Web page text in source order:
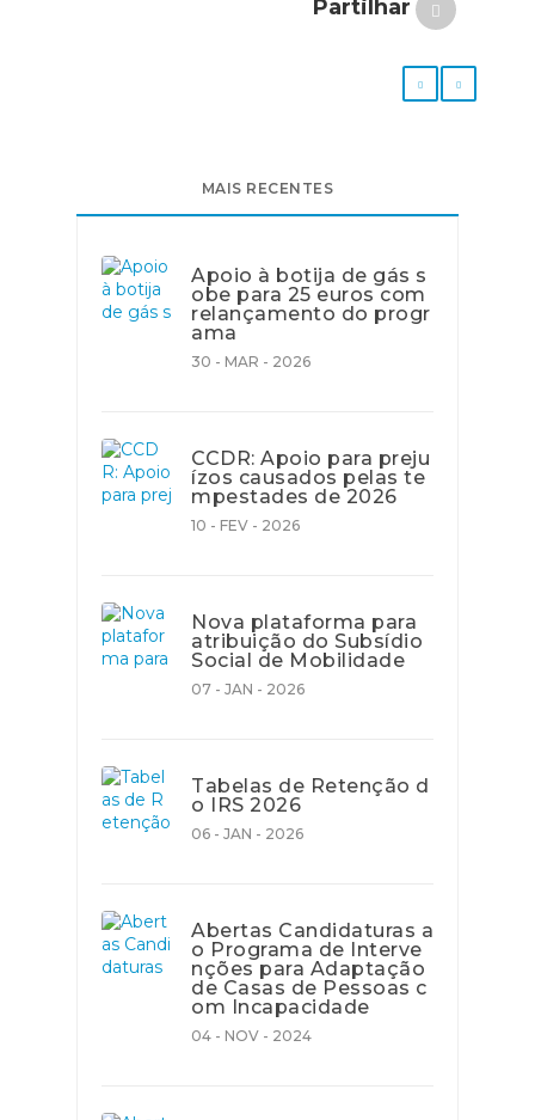
Partilhar
MAIS RECENTES
Apoio à botija de gás s
obe para 25 euros com
relançamento do progr
ama
30 - MAR - 2026
CCDR: Apoio para preju
ízos causados pelas te
mpestades de 2026
10 - FEV - 2026
Nova plataforma para
atribuição do Subsídio
Social de Mobilidade
07 - JAN - 2026
Tabelas de Retenção d
o IRS 2026
06 - JAN - 2026
Abertas Candidaturas a
o Programa de Interve
nções para Adaptação
de Casas de Pessoas c
om Incapacidade
04 - NOV - 2024